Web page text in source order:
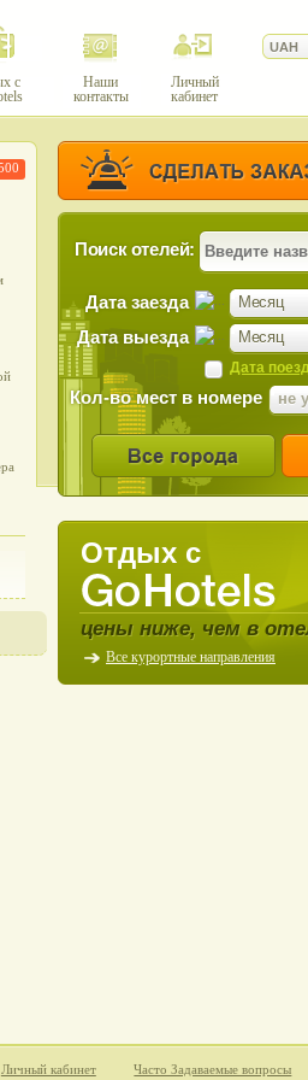
с
Наши
контакты
Личный
кабинет
UAH
Поиск отелей:
Месяц
Дата заезда
Месяц
Дата выезда
Дата
Кол-во мест в номере не
Отдых с
цены ниже, чем в
Все курортные направления
Личный кабинет Часто Задаваемые вопросы